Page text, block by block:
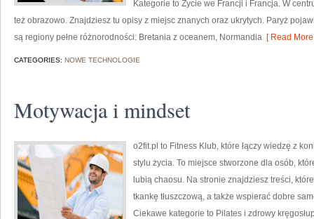
Kategorie to Życie we Francji i Francja. W
też obrazowo. Znajdziesz tu opisy z miejsc znanych oraz ukrytych. Paryż
są regiony pełne różnorodności: Bretania z oceanem, Normandia [ Read
CATEGORIES: NOWE TECHNOLOGIE
Motywacja i mindset
o2fit.pl to Fitness Klub, które łączy wiedzę z
stylu życia. To miejsce stworzone dla osób,
lubią chaosu. Na stronie znajdziesz treści,
tkankę tłuszczową, a także wspierać dobre
Ciekawe kategorie to Pilates i zdrowy